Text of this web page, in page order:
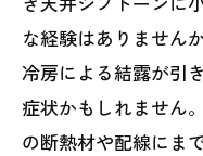
な経験はありません
冷房による結露が引
症状かもしれません
の断熱材や配線にま